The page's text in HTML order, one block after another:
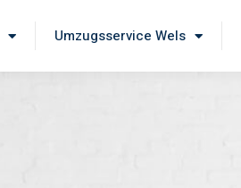
Umzugsservice Wels